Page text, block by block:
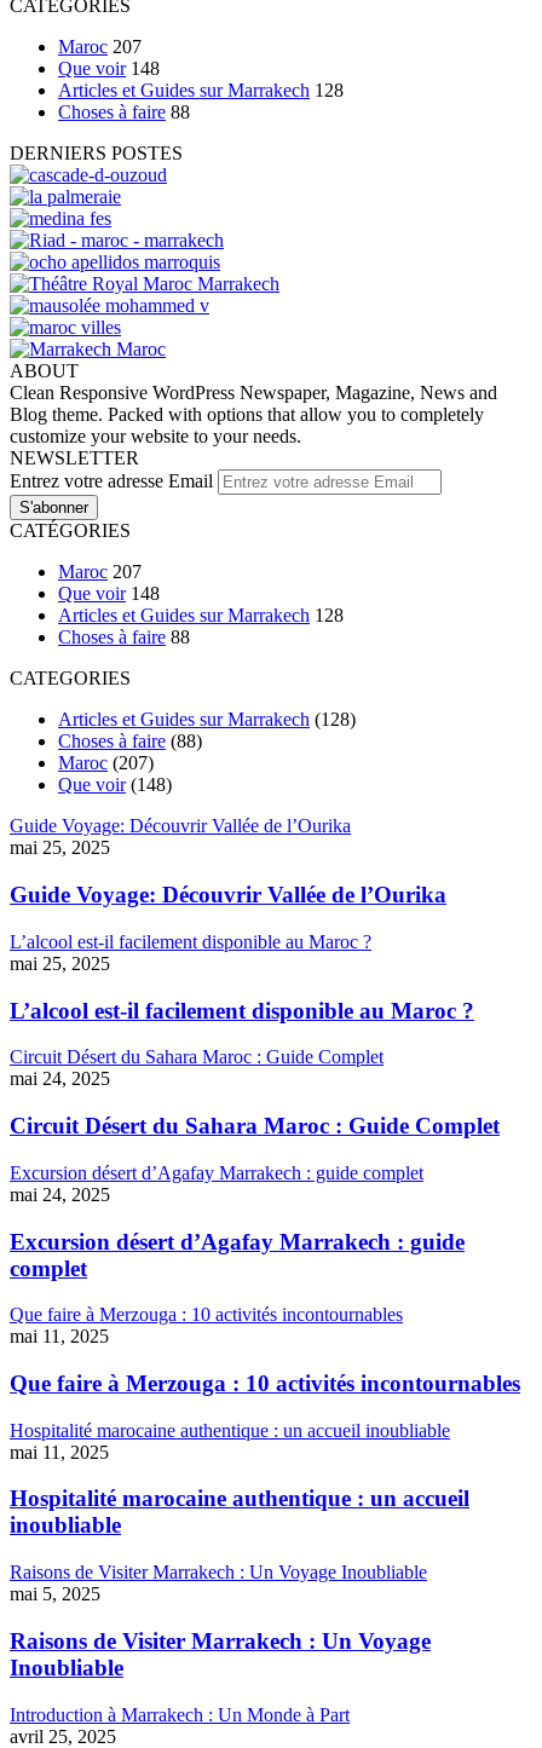
CATEGORIES
Maroc 207
Que voir 148
Articles et Guides sur Marrakech 128
Choses à faire 88
DERNIERS POSTES
ABOUT
Clean Responsive WordPress Newspaper, Magazine, News and
Blog theme. Packed with options that allow you to completely
customize your website to your needs.
NEWSLETTER
Entrez votre adresse Email
CATÉGORIES
Maroc 207
Que voir 148
Articles et Guides sur Marrakech 128
Choses à faire 88
CATEGORIES
Articles et Guides sur Marrakech (128)
Choses à faire (88)
Maroc (207)
Que voir(148)
Guide Voyage: Découvrir Vallée de l’Ourika
mai 25, 2025
Guide Voyage: Découvrir Vallée de l’Ourika
L’alcool est-il facilement disponible au Maroc ?
mai 25, 2025
L’alcool est-il facilement disponible au Maroc ?
Circuit Désert du Sahara Maroc : Guide Complet
mai 24, 2025
Circuit Désert du Sahara Maroc : Guide Complet
Excursion désert d’Agafay Marrakech : guide complet
mai 24, 2025
Excursion désert d’Agafay Marrakech : guide
complet
Que faire à Merzouga : 10 activités incontournables
mai 11, 2025
Que faire à Merzouga : 10 activités incontournables
Hospitalité marocaine authentique : un accueil inoubliable
mai 11, 2025
Hospitalité marocaine authentique : un accueil
inoubliable
Raisons de Visiter Marrakech : Un Voyage Inoubliable
mai 5, 2025
Raisons de Visiter Marrakech : Un Voyage
Inoubliable
Introduction à Marrakech : Un Monde à Part
avril 25, 2025